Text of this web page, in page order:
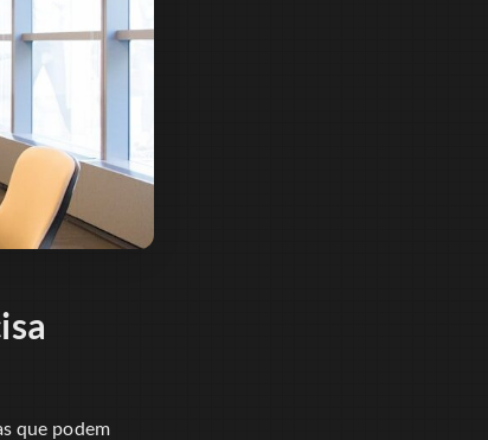
que podem